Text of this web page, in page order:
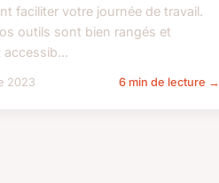
faciliter votre journée de travail.
outils sont bien rangés et
accessib...
2023 6 min de lecture →